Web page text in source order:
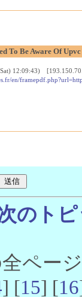
To Be Aware Of
12:09:43)
en/
のト
ペー
] [15] [16